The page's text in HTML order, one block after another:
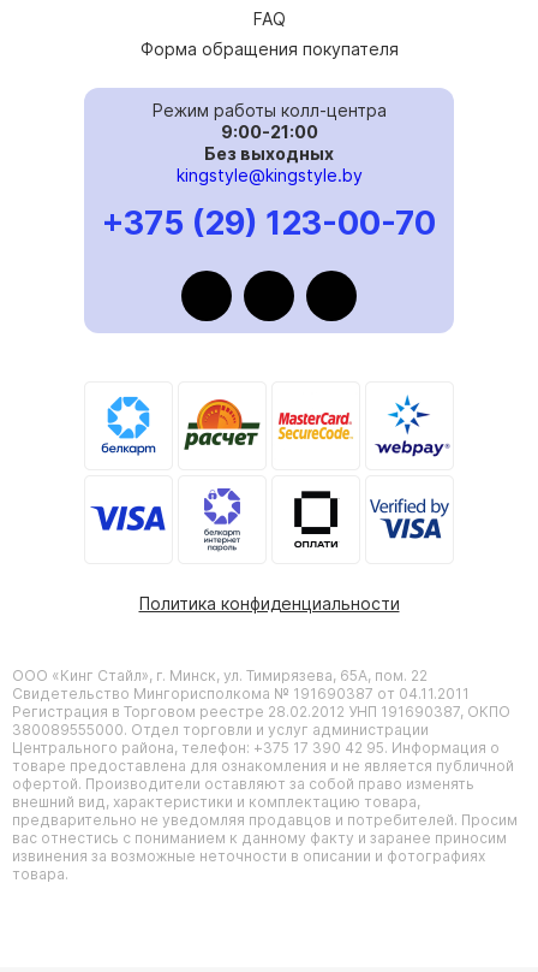
FAQ
Форма обращения покупателя
Режим работы колл-центра
9:00-21:00
Без выходных
kingstyle@kingstyle.by
+375 (29) 123-00-70
Политика конфиденциальности
ООО «Кинг Стайл», г. Минск, ул. Тимирязева, 65А, пом. 22
Свидетельство Мингорисполкома № 191690387 от 04.11.2011
Регистрация в Торговом реестре 28.02.2012 УНП 191690387, ОКПО
380089555000. Отдел торговли и услуг администрации
Центрального района, телефон: +375 17 390 42 95. Информация о
товаре предоставлена для ознакомления и не является публичной
офертой. Производители оставляют за собой право изменять
внешний вид, характеристики и комплектацию товара,
предварительно не уведомляя продавцов и потребителей. Просим
вас отнестись с пониманием к данному факту и заранее приносим
извинения за возможные неточности в описании и фотографиях
товара.